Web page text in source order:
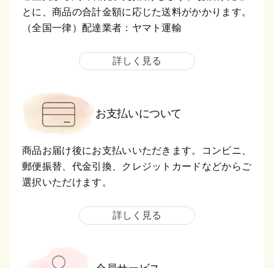
とに、商品の合計金額に応じた送料がかかります。
（全国一律）配達業者：ヤマト運輸
詳しく見る
お支払いについて
商品お届け後にお支払いいただきます。コンビニ、
郵便振替、代金引換、クレジットカードなどからご
選択いただけます。
詳しく見る